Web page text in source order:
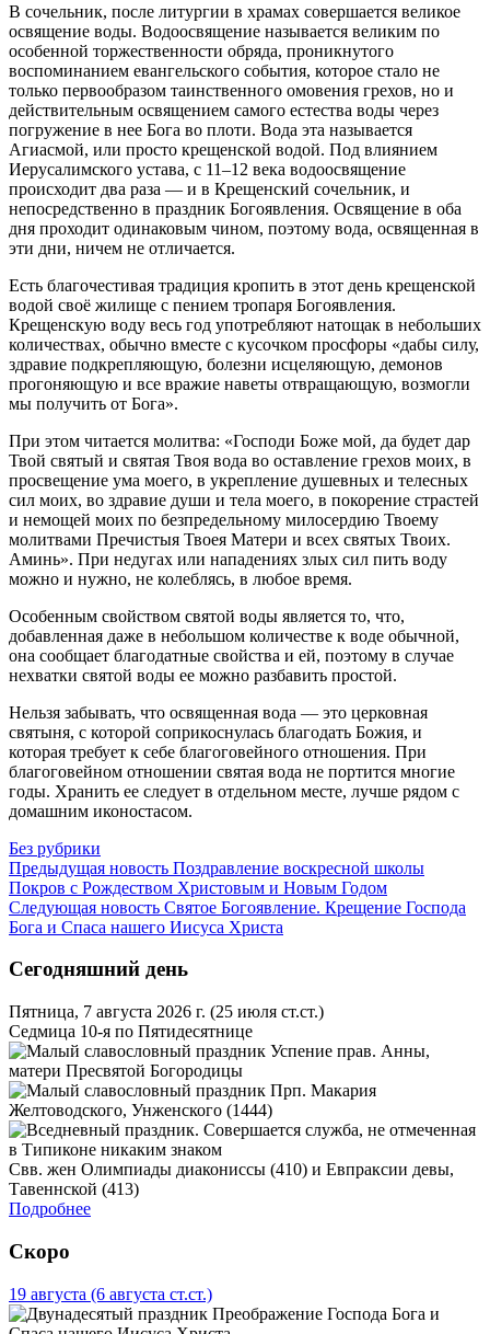
В сочельник, после литургии в храмах совершается великое
освящение воды. Водоосвящение называется великим по
особенной торжественности обряда, проникнутого
воспоминанием евангельского события, которое стало не
только первообразом таинственного омовения грехов, но и
действительным освящением самого естества воды через
погружение в нее Бога во плоти. Вода эта называется
Агиасмой, или просто крещенской водой. Под влиянием
Иерусалимского устава, с 11–12 века водоосвящение
происходит два раза — и в Крещенский сочельник, и
непосредственно в праздник Богоявления. Освящение в оба
дня проходит одинаковым чином, поэтому вода, освященная в
эти дни, ничем не отличается.
Есть благочестивая традиция кропить в этот день крещенской
водой своё жилище с пением тропаря Богоявления.
Крещенскую воду весь год употребляют натощак в небольших
количествах, обычно вместе с кусочком просфоры «дабы силу,
здравие подкрепляющую, болезни исцеляющую, демонов
прогоняющую и все вражие наветы отвращающую, возмогли
мы получить от Бога».
При этом читается молитва: «Господи Боже мой, да будет дар
Твой святый и святая Твоя вода во оставление грехов моих, в
просвещение ума моего, в укрепление душевных и телесных
сил моих, во здравие души и тела моего, в покорение страстей
и немощей моих по безпредельному милосердию Твоему
молитвами Пречистыя Твоея Матери и всех святых Твоих.
Аминь». При недугах или нападениях злых сил пить воду
можно и нужно, не колеблясь, в любое время.
Особенным свойством святой воды является то, что,
добавленная даже в небольшом количестве к воде обычной,
она сообщает благодатные свойства и ей, поэтому в случае
нехватки святой воды ее можно разбавить простой.
Нельзя забывать, что освященная вода — это церковная
святыня, с которой соприкоснулась благодать Божия, и
которая требует к себе благоговейного отношения. При
благоговейном отношении святая вода не портится многие
годы. Хранить ее следует в отдельном месте, лучше рядом с
домашним иконостасом.
Без рубрики
Предыдущая новость Поздравление воскресной школы
Покров с Рождеством Христовым и Новым Годом
Следующая новость Святое Богоявление. Крещение Господа
Бога и Спаса нашего Иисуса Христа
Сегодняшний день
Пятница, 7 августа 2026 г. (25 июля ст.ст.)
Седмица 10-я по Пятидесятнице
Успение прав. Анны,
матери Пресвятой Богородицы
Прп. Макария
Желтоводского, Унженского (1444)
Свв. жен Олимпиады диакониссы (410) и Евпраксии девы,
Тавеннской (413)
Подробнее
Скоро
19 августа (6 августа ст.ст.)
Преображение Господа Бога и